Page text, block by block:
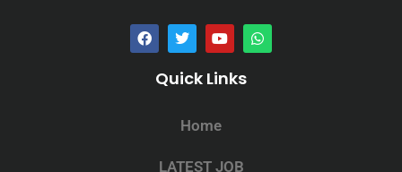
Quick Links
Home
LATEST JOB